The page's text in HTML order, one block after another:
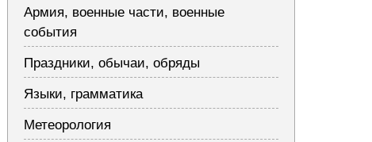
Армия, военные части, военные
события
Праздники, обычаи, обряды
Языки, грамматика
Метеорология